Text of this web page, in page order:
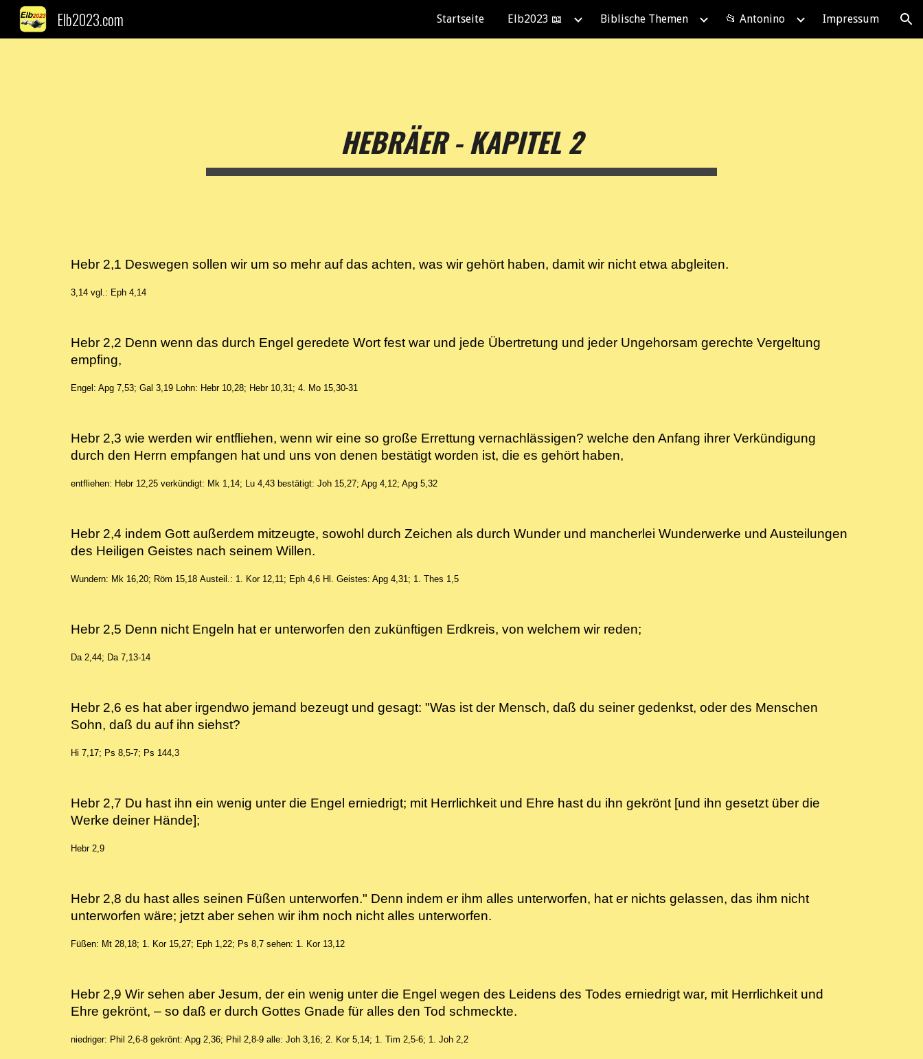
Skip to navigation
Elb2023.com Startseite Elb2023 📖 Biblische Themen 📂 Antonino Impressum
HEBRÄER - KAPITEL 2
Hebr 2,1 Deswegen sollen wir um so mehr auf das achten, was wir gehört haben, damit wir nicht etwa abgleiten.
3,14 vgl.: Eph 4,14
Hebr 2,2 Denn wenn das durch Engel geredete Wort fest war und jede Übertretung und jeder Ungehorsam gerechte Vergeltung
empfing,
Engel: Apg 7,53; Gal 3,19 Lohn: Hebr 10,28; Hebr 10,31; 4. Mo 15,30-31
Hebr 2,3 wie werden wir entfliehen, wenn wir eine so große Errettung vernachlässigen? welche den Anfang ihrer Verkündigung
durch den Herrn empfangen hat und uns von denen bestätigt worden ist, die es gehört haben,
entfliehen: Hebr 12,25 verkündigt: Mk 1,14; Lu 4,43 bestätigt: Joh 15,27; Apg 4,12; Apg 5,32
Hebr 2,4 indem Gott außerdem mitzeugte, sowohl durch Zeichen als durch Wunder und mancherlei Wunderwerke und Austeilungen
des Heiligen Geistes nach seinem Willen.
Wundern: Mk 16,20; Röm 15,18 Austeil.: 1. Kor 12,11; Eph 4,6 Hl. Geistes: Apg 4,31; 1. Thes 1,5
Hebr 2,5 Denn nicht Engeln hat er unterworfen den zukünftigen Erdkreis, von welchem wir reden;
Da 2,44; Da 7,13-14
Hebr 2,6 es hat aber irgendwo jemand bezeugt und gesagt: "Was ist der Mensch, daß du seiner gedenkst, oder des Menschen
Sohn, daß du auf ihn siehst?
Hi 7,17; Ps 8,5-7; Ps 144,3
Hebr 2,7 Du hast ihn ein wenig unter die Engel erniedrigt; mit Herrlichkeit und Ehre hast du ihn gekrönt [und ihn gesetzt über die
Werke deiner Hände];
Hebr 2,9
Hebr 2,8 du hast alles seinen Füßen unterworfen." Denn indem er ihm alles unterworfen, hat er nichts gelassen, das ihm nicht
unterworfen wäre; jetzt aber sehen wir ihm noch nicht alles unterworfen.
Füßen: Mt 28,18; 1. Kor 15,27; Eph 1,22; Ps 8,7 sehen: 1. Kor 13,12
Hebr 2,9 Wir sehen aber Jesum, der ein wenig unter die Engel wegen des Leidens des Todes erniedrigt war, mit Herrlichkeit und
Ehre gekrönt, – so daß er durch Gottes Gnade für alles den Tod schmeckte.
niedriger: Phil 2,6-8 gekrönt: Apg 2,36; Phil 2,8-9 alle: Joh 3,16; 2. Kor 5,14; 1. Tim 2,5-6; 1. Joh 2,2